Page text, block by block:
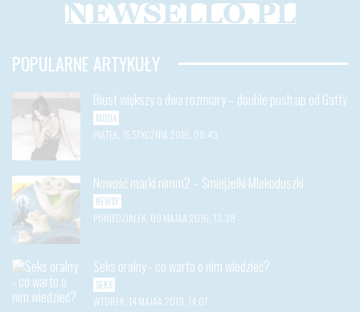
POPULARNE ARTYKUŁY
Biust większy o dwa rozmiary – double push up od Gatty
MODA
PIĄTEK, 15 STYCZNIA 2016, 08:43
Nowość marki nimm2 – Śmiejżelki Mlekoduszki
NEWSY
PONIEDZIAŁEK, 09 MAJAA 2016, 13:38
Seks oralny - co warto o nim wiedzieć?
SEKS
WTOREK, 14 MAJAA 2019, 14:07